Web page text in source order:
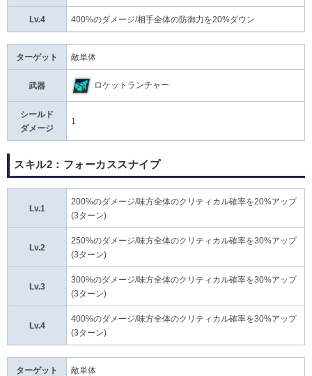
Lv.4 400%のダメージ/相手全体の防御力を20%ダウン
ターゲット 敵単体
武器 ロケットランチャー
シールド
ダメージ
1
スキル2：フォーカススナイプ
Lv.1
200%のダメージ/味方全体のクリティカル確率を20%アップ
(3ターン)
Lv.2
250%のダメージ/味方全体のクリティカル確率を30%アップ
(3ターン)
Lv.3
300%のダメージ/味方全体のクリティカル確率を30%アップ
(3ターン)
Lv.4
400%のダメージ/味方全体のクリティカル確率を30%アップ
(3ターン)
ターゲット 敵単体